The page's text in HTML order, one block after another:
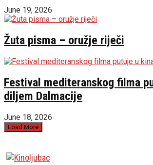
June 19, 2026
Žuta pisma – oružje riječi
Festival mediteranskog filma
diljem Dalmacije
June 18, 2026
Load More